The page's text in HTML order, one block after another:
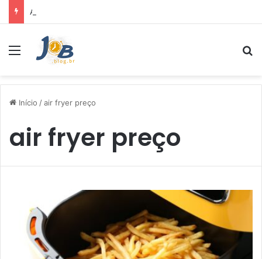
Air Fryer: melhores marcas e capacidades disponíveis
Menu
Início /air fryer preço
air fryer preço